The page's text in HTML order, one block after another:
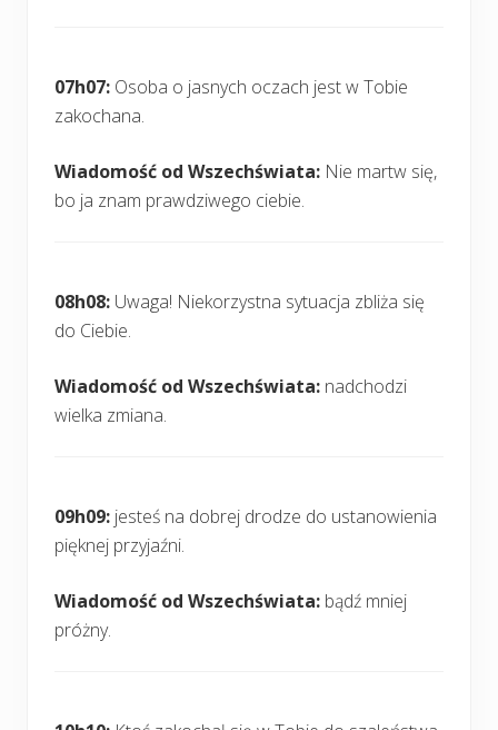
07h07: Osoba o jasnych oczach jest w Tobie
zakochana.
Wiadomość od Wszechświata: Nie martw się,
bo ja znam prawdziwego ciebie.
08h08: Uwaga! Niekorzystna sytuacja zbliża się
do Ciebie.
Wiadomość od Wszechświata: nadchodzi
wielka zmiana.
09h09: jesteś na dobrej drodze do ustanowienia
pięknej przyjaźni.
Wiadomość od Wszechświata: bądź mniej
próżny.